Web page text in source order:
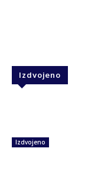
Izdvojeno
Izdvojeno